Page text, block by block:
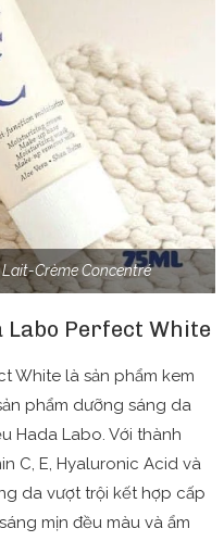
Crème Concentré
Labo Perfect White
White là sản phẩm kem
phẩm dưỡng sáng da
Hada Labo. Với thành
C, E, Hyaluronic Acid và
da vượt trội kết hợp cấp
mịn đều màu và ẩm